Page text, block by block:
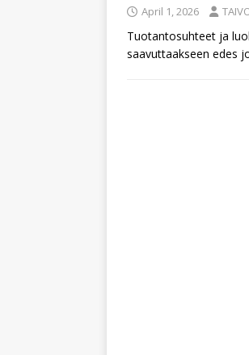
April 1, 2026
Tuotantosuhteet ja
saavuttaakseen edes